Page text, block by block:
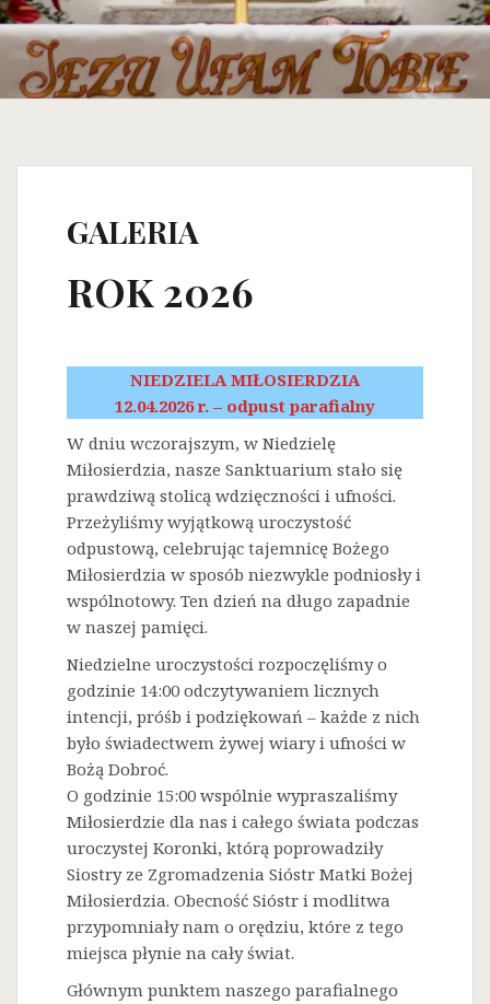
GALERIA
ROK 2026
NIEDZIELA MIŁOSIERDZIA
12.04.2026 r. – odpust parafialny
W dniu wczorajszym, w Niedzielę
Miłosierdzia, nasze Sanktuarium stało się
prawdziwą stolicą wdzięczności i ufności.
Przeżyliśmy wyjątkową uroczystość
odpustową, celebrując tajemnicę Bożego
Miłosierdzia w sposób niezwykle podniosły i
wspólnotowy. Ten dzień na długo zapadnie
w naszej pamięci.
Niedzielne uroczystości rozpoczęliśmy o
godzinie 14:00 odczytywaniem licznych
intencji, próśb i podziękowań – każde z nich
było świadectwem żywej wiary i ufności w
Bożą Dobroć.
O godzinie 15:00 wspólnie wypraszaliśmy
Miłosierdzie dla nas i całego świata podczas
uroczystej Koronki, którą poprowadziły
Siostry ze Zgromadzenia Sióstr Matki Bożej
Miłosierdzia. Obecność Sióstr i modlitwa
przypomniały nam o orędziu, które z tego
miejsca płynie na cały świat.
Głównym punktem naszego parafialnego